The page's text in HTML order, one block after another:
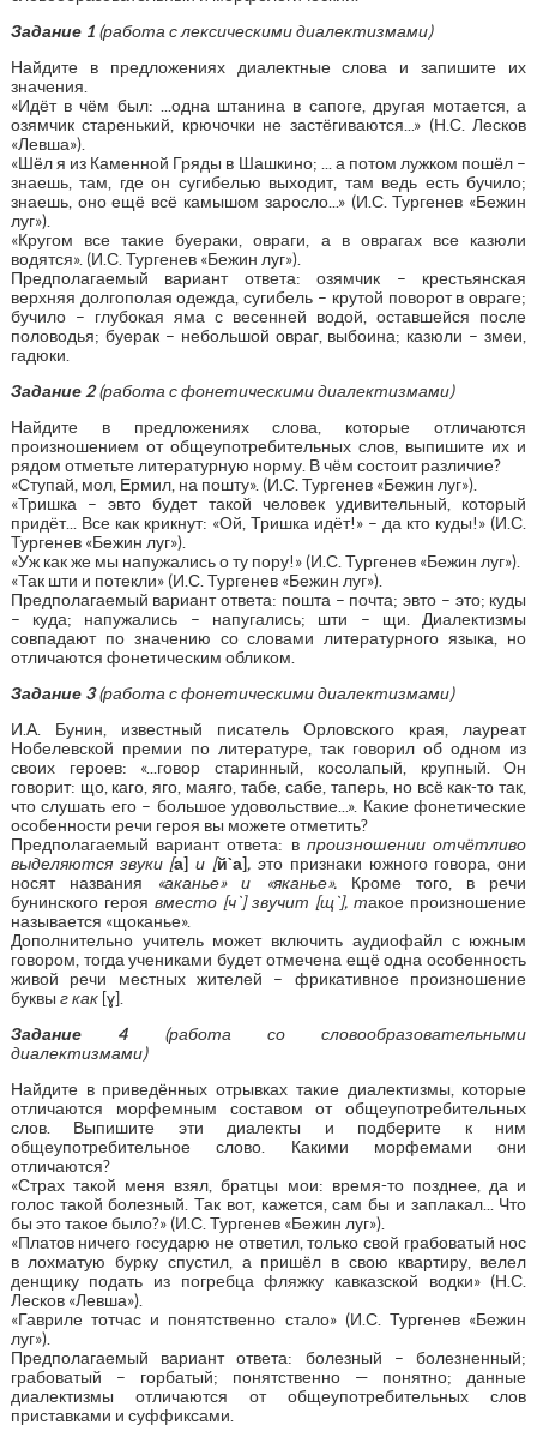
Задание 1(работа с лексическими диалектизмами)
Найдите в предложениях диалектные слова и запишите их
значения.
«Идёт в чём был: ...одна штанина в сапоге, другая мотается, а
озямчик старенький, крючочки не застёгиваются...» (Н.С. Лесков
«Левша»).
«Шёл я из Каменной Гряды в Шашкино; ... а потом лужком пошёл –
знаешь, там, где он сугибелью выходит, там ведь есть бучило;
знаешь, оно ещё всё камышом заросло...» (И.С. Тургенев «Бежин
луг»).
«Кругом все такие буераки, овраги, а в оврагах все казюли
водятся». (И.С. Тургенев «Бежин луг»).
Предполагаемый вариант ответа: озямчик – крестьянская
верхняя долгополая одежда, сугибель – крутой поворот в овраге;
бучило – глубокая яма с весенней водой, оставшейся после
половодья; буерак – небольшой овраг, выбоина; казюли – змеи,
гадюки.
Задание 2(работа с фонетическими диалектизмами)
Найдите в предложениях слова, которые отличаются
произношением от общеупотребительных слов, выпишите их и
рядом отметьте литературную норму. В чём состоит различие?
«Ступай, мол, Ермил, на пошту». (И.С. Тургенев «Бежин луг»).
«Тришка – эвто будет такой человек удивительный, который
придёт... Все как крикнут: «Ой, Тришка идёт!» – да кто куды!» (И.С.
Тургенев «Бежин луг»).
«Уж как же мы напужались о ту пору!» (И.С. Тургенев «Бежин луг»).
«Так шти и потекли» (И.С. Тургенев «Бежин луг»).
Предполагаемый вариант ответа: пошта – почта; эвто – это; куды
– куда; напужались – напугались; шти – щи. Диалектизмы
совпадают по значению со словами литературного языка, но
отличаются фонетическим обликом.
Задание 3(работа с фонетическими диалектизмами)
И.А. Бунин, известный писатель Орловского края, лауреат
Нобелевской премии по литературе, так говорил об одном из
своих героев: «...говор старинный, косолапый, крупный. Он
говорит: що, каго, яго, маяго, табе, сабе, таперь, но всё как-то так,
что слушать его – большое удовольствие...». Какие фонетические
особенности речи героя вы можете отметить?
Предполагаемый вариант ответа: впроизношении отчётливо
выделяются звуки [а] и [й`а], это признаки южного говора, они
носят названия «аканье» и «яканье». Кроме того, в речи
бунинского героя вместо [ч`] звучит [щ`], такое произношение
называется «щоканье».
Дополнительно учитель может включить аудиофайл с южным
говором, тогда учениками будет отмечена ещё одна особенность
живой речи местных жителей – фрикативное произношение
буквы г как [ɣ].
Задание 4(работа со словообразовательными
диалектизмами)
Найдите в приведённых отрывках такие диалектизмы, которые
отличаются морфемным составом от общеупотребительных
слов. Выпишите эти диалекты и подберите к ним
общеупотребительное слово. Какими морфемами они
отличаются?
«Страх такой меня взял, братцы мои: время-то позднее, да и
голос такой болезный. Так вот, кажется, сам бы и заплакал... Что
бы это такое было?» (И.С. Тургенев «Бежин луг»).
«Платов ничего государю не ответил, только свой грабоватый нос
в лохматую бурку спустил, а пришёл в свою квартиру, велел
денщику подать из погребца фляжку кавказской водки» (Н.С.
Лесков «Левша»).
«Гавриле тотчас и понятственно стало» (И.С. Тургенев «Бежин
луг»).
Предполагаемый вариант ответа: болезный – болезненный;
грабоватый – горбатый; понятственно — понятно; данные
диалектизмы отличаются от общеупотребительных слов
приставками и суффиксами.